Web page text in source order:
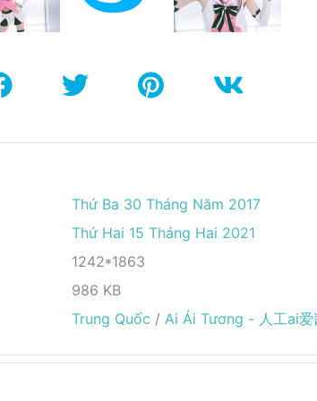
Thứ Ba 30 Tháng Năm 2017
Thứ Hai 15 Tháng Hai 2021
1242*1863
986 KB
Trung Quốc / Ai Ái Tương - 人工ai爱